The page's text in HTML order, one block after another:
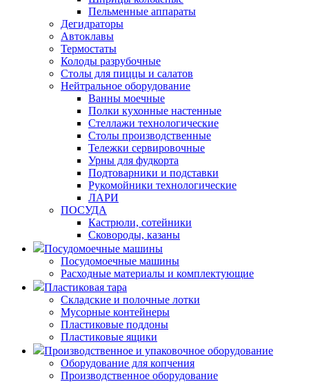
Пельменные аппараты
Дегидраторы
Автоклавы
Термостаты
Колоды разрубочные
Столы для пиццы и салатов
Нейтральное оборудование
Ванны моечные
Полки кухонные настенные
Стеллажи технологические
Столы производственные
Тележки сервировочные
Урны для фудкорта
Подтоварники и подставки
Рукомойники технологические
ЛАРИ
ПОСУДА
Кастрюли, сотейники
Сковороды, казаны
Посудомоечные машины
Посудомоечные машины
Расходные материалы и комплектующие
Пластиковая тара
Складские и полочные лотки
Мусорные контейнеры
Пластиковые поддоны
Пластиковые ящики
Производственное и упаковочное оборудование
Оборудование для копчения
Производственное оборудование